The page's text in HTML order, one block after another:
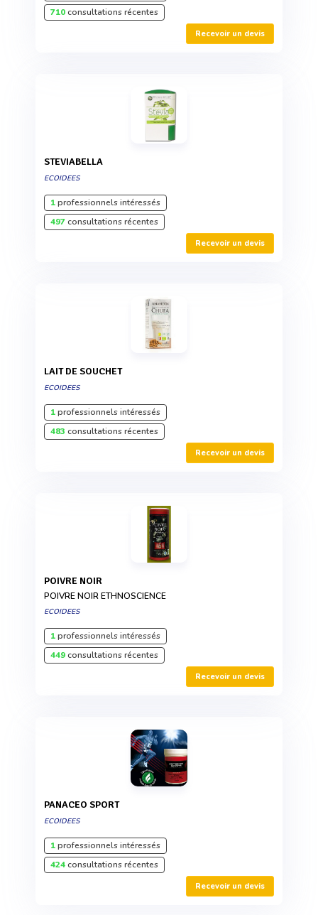
710consultations récentes
Recevoir un devis
STEVIABELLA
ECOIDEES
1professionnels intéressés
497consultations récentes
Recevoir un devis
LAIT DE SOUCHET
ECOIDEES
1professionnels intéressés
483 consultations récentes
Recevoir un devis
POIVRE NOIR
POIVRE NOIR ETHNOSCIENCE
ECOIDEES
1professionnels intéressés
449consultations récentes
Recevoir un devis
PANACEO SPORT
ECOIDEES
1professionnels intéressés
424consultations récentes
Recevoir un devis